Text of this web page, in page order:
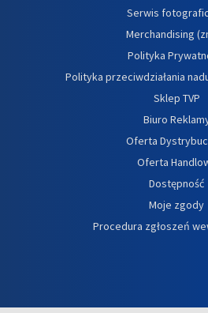
Serwis
Merchandising
Polityka
Polityka przeciwdziałania
Sklep TVP
Biuro
Oferta
Oferta
Dostępność
Moje zgody
Procedura zgłoszeń